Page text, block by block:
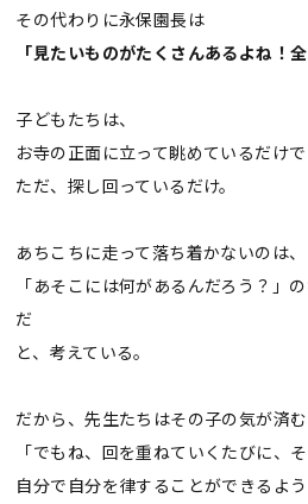
その代わりに永保園長は
「見たいものがたくさんあるよね！
子どもたちは、
お寺の正面に立って眺めているだけ
ただ、探し回っているだけ。
あちこちに走って落ち着かないのは、
「あそこには何があるんだろう？」
だ
と、考えている。
だから、先生たちはその子の気が済む
「でもね、回を重ねていくたびに、
自分で自分を律することができるよ